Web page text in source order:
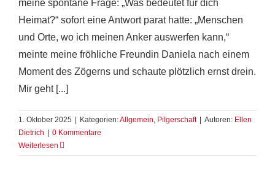
meine spontane Frage: „Was bedeutet für dich
Heimat?“ sofort eine Antwort parat hatte: „Menschen
und Orte, wo ich meinen Anker auswerfen kann,“
meinte meine fröhliche Freundin Daniela nach einem
Moment des Zögerns und schaute plötzlich ernst drein.
Mir geht [...]
1. Oktober 2025 Kategorien:Allgemein, Pilgerschaft Autoren: Ellen
Dietrich
0 Kommentare
Weiterlesen